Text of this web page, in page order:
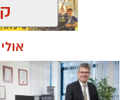
מי שמכיר את הרב
יודע שאין אדם